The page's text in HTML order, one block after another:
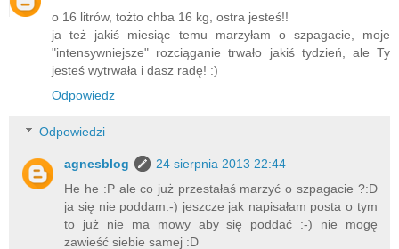
o 16 litrów, tożto chba 16 kg, ostra jesteś!!
ja też jakiś miesiąc temu marzyłam o szpagacie, moje
"intensywniejsze" rozciąganie trwało jakiś tydzień, ale Ty
jesteś wytrwała i dasz radę! :)
Odpowiedz
Odpowiedzi
agnesblog
24 sierpnia 2013 22:44
He he :P ale co już przestałaś marzyć o szpagacie ?:D
ja się nie poddam:-) jeszcze jak napisałam posta o tym
to już nie ma mowy aby się poddać :-) nie mogę
zawieść siebie samej :D